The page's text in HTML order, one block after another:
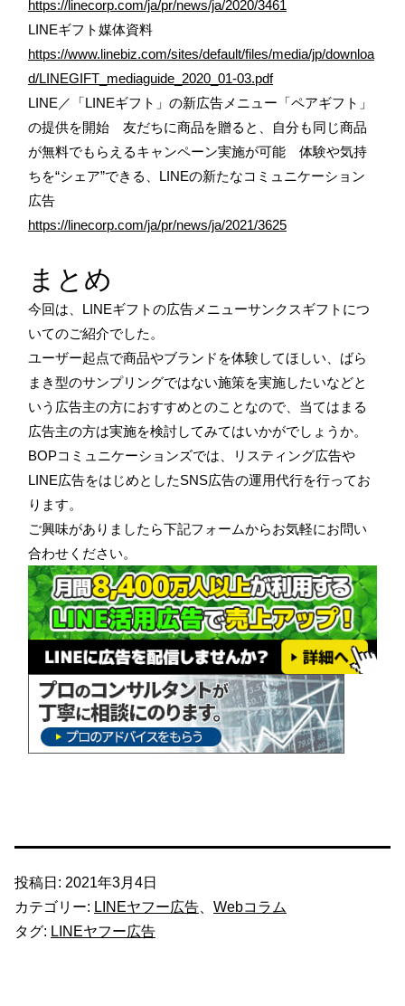
https://linecorp.com/ja/pr/news/ja/2020/3461
LINEギフト媒体資料
https://www.linebiz.com/sites/default/files/media/jp/downloa
d/LINEGIFT_mediaguide_2020_01-03.pdf
LINE／「LINEギフト」の新広告メニュー「ペアギフト」
の提供を開始 友だちに商品を贈ると、自分も同じ商品
が無料でもらえるキャンペーン実施が可能 体験や気持
ちを“シェア”できる、LINEの新たなコミュニケーション
広告
https://linecorp.com/ja/pr/news/ja/2021/3625
まとめ
今回は、LINEギフトの広告メニューサンクスギフトにつ
いてのご紹介でした。
ユーザー起点で商品やブランドを体験してほしい、ばら
まき型のサンプリングではない施策を実施したいなどと
いう広告主の方におすすめとのことなので、当てはまる
広告主の方は実施を検討してみてはいかがでしょうか。
BOPコミュニケーションズでは、リスティング広告や
LINE広告をはじめとしたSNS広告の運用代行を行ってお
ります。
ご興味がありましたら下記フォームからお気軽にお問い
合わせください。
投稿日: 2021年3月4日
カテゴリー: LINEヤフー広告
Webコラム
タグ: LINEヤフー広告